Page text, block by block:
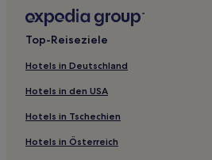
Hotels nahe Bahnhof Florenz-Le
Hotels nahe Bahnhof Cascine
Hotels nahe Museo di Casa Martelli
Hotels nahe Bahnhof Florenz Santa
Historisches Zentrum von Florenz:
Hotels nahe Piazzale Michelangelo
Top-Reiseziele
Hotels in Deutschland
Hotels in den USA
Hotels in Tschechien
Hotels in Österreich